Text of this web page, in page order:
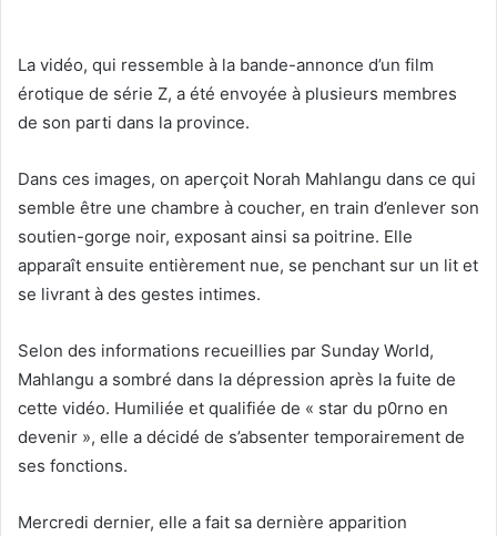
La vidéo, qui ressemble à la bande-annonce d’un film
érotique de série Z, a été envoyée à plusieurs membres
de son parti dans la province.
Dans ces images, on aperçoit Norah Mahlangu dans ce qui
semble être une chambre à coucher, en train d’enlever son
soutien-gorge noir, exposant ainsi sa poitrine. Elle
apparaît ensuite entièrement nue, se penchant sur un lit et
se livrant à des gestes intimes.
Selon des informations recueillies par Sunday World,
Mahlangu a sombré dans la dépression après la fuite de
cette vidéo. Humiliée et qualifiée de « star du p0rno en
devenir », elle a décidé de s’absenter temporairement de
ses fonctions.
Mercredi dernier, elle a fait sa dernière apparition